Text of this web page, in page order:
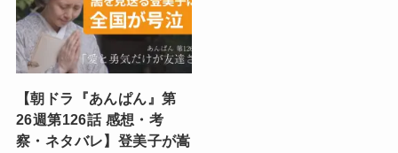
【朝ドラ『あんぱん』第
26週第126話 感想・考
察・ネタバレ】登美子が嵩